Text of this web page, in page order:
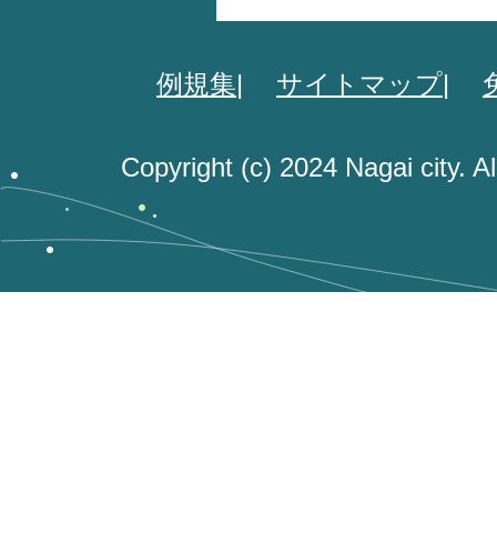
例規集 サイトマップ
Copyright (c) 2024 Nagai city.